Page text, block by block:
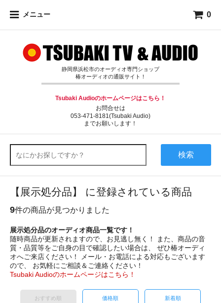
メニュー 0
静岡県浜松市のオーディオ専門ショップ
椿オーディオの通販サイト！
Tsubaki Audioのホームページはこちら！
お問合せは
053-471-8181(Tsubaki Audio)
までお願いします！
検索
【展示処分品】 に登録されている商品
9件の商品が見つかりました
展示処分品のオーディオ商品一覧です！
随時商品が更新されますので、お見逃し無く！ また、商品の音
質・品質等をご自身の目で確認したい場合は、 ぜひ椿オーディ
オへご来店ください！ メール・お電話による対応もございます
ので、 お気軽にご相談＆ご連絡ください！
Tsubaki Audioのホームページはこちら！
おすすめ順 価格順 新着順